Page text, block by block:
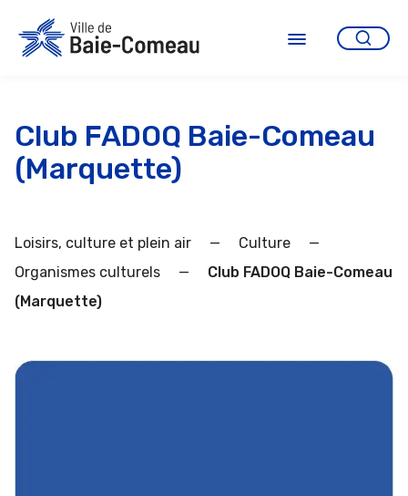
contenu
Ouvrir
Club FADOQ Baie-Comeau
(Marquette)
Loisirs, culture et plein air — Culture
—
Organismes culturels
—
Club FADOQ Baie-Comeau
(Marquette)